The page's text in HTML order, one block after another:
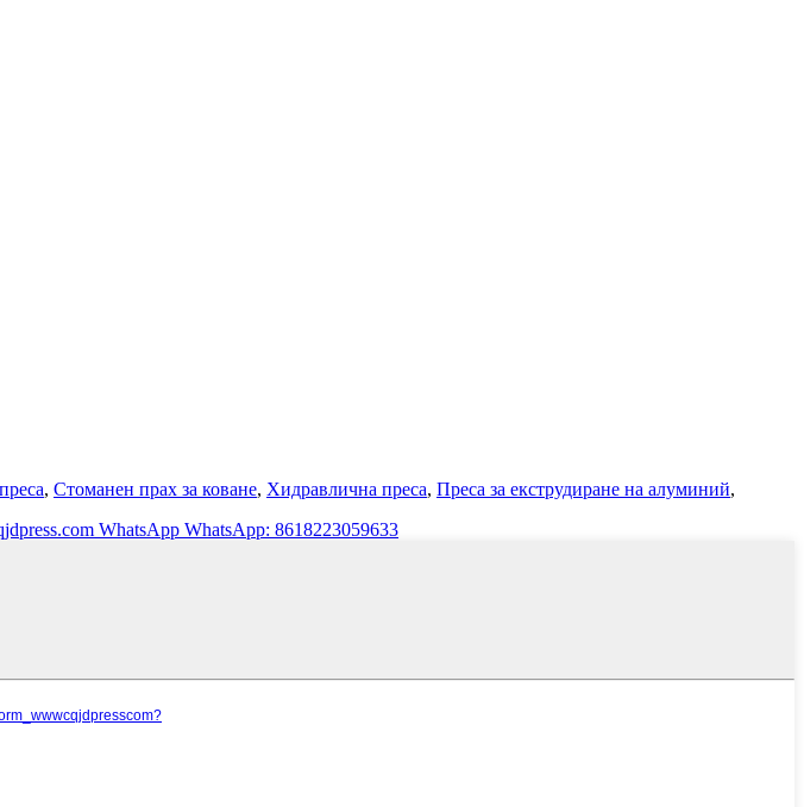
, Стоманен прах за коване, Хидравлична преса, Преса за екструдиране на алуминий,
WhatsApp WhatsApp: 8618223059633